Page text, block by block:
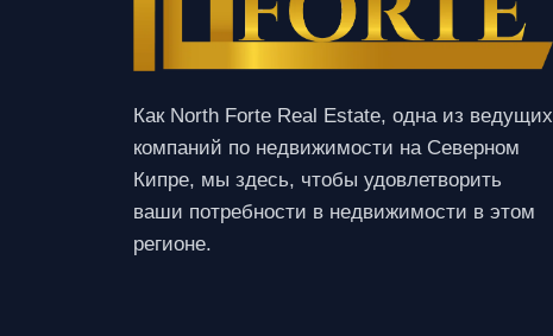
Как North Forte Real Estate, одна из ведущих
компаний по недвижимости на Северном
Кипре, мы здесь, чтобы удовлетворить
ваши потребности в недвижимости в этом
регионе.